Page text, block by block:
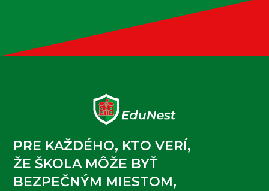
PRE KAŽDÉHO, KTO VERÍ,
ŽE ŠKOLA MÔŽE BYŤ
BEZPEČNÝM MIESTOM,